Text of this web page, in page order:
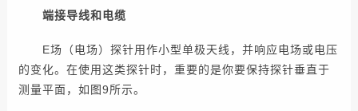
端接导线和电缆
E场（电场）探针用作小型单极天线，并响应电场或电压
的变化。在使用这类探针时，重要的是你要保持探针垂直于
测量平面，如图9所示。